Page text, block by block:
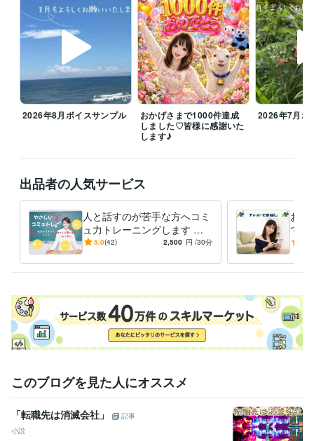
ꕤ8月のご挨拶
毎日暑い日が続いていますね、体調崩されてないでしょうか？こう暑い
と何もする気になりませんよね。
お休みの日はゆっくりお家で過ごすのがよきかもです。誰かと話した
い、寂しい、愚痴言いたい時はお話ししにきてくださいね
今月も皆様が笑顔になるお手伝いをさせていただきたいと思っておりま
すのでどうぞよろしくお願いいたします(*ᴗ͈ˬᴗ͈)ꕤ*.ﾟ
雑談からお悩みまでぜひお電話お待ちしております！みなさまの心が和
み笑顔になりますように(⁎ᵕᴗᵕ⁎)
8月もよろしくお願いいたします( ⁎ᵕᴗᵕ⁎ )❤︎
経験職種
営業 / 営業事務・アシスタント 経験年数 : 10年
事務・ビジネスサポート / 事務（一般事務） 経験年数 : 10年
ライフスタイル・その他 / 保育士・ベビーシッター 経験年数 : 2年
某メーカー 1992年3月 ~ 1993年5月
ファストフード 1994年3月 ~ 1997年2月
地域センター 2009年3月 ~ 2012年2月
住宅関連 2010年7月 ~ 2014年11月
建設関連 2013年3月 ~ 2017年7月
住宅関連 2017年3月 ~ 2018年9月
自動車関連 2016年5月 ~ 2017年12月 2018年2月 ~ 2018年6月 2
018年8月 ~ 2020年5月
建設関連 2020年7月 ~ 2021年2月 2021年5月 ~ 現在
2026年8月ボイスサンプル
おかげさまで1000件達成
しました♡皆様に感謝いた
します♪
2026年7月ボ
出品者の人気サービス
人と話すのが苦手な方へコミ
ュ力トレーニングします 会
話が苦手でも大丈夫！「自分
ッスン
5.0(42) 2,500 円 /30分
お電
でお
話
このブログを見た人にオススメ
「転職先は消滅会社」
記事
小説